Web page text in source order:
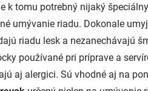
k tomu potrebný nijaký
umývanie riadu. Dokonale
riadu lesk a nezanechávajú
používané pri príprave a
aj alergici. Sú vhodné aj na